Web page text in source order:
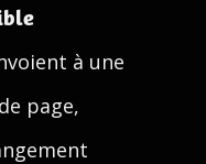
à une
page,